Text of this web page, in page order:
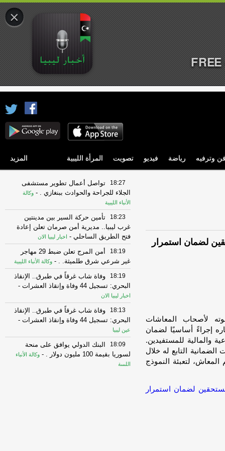
وترفيه رياضة فيديو تصويت المرأة الليبية المزيد
لضمان استمرار
لأصحاب المعاشات
إجراءً أساسيًا لضمان
والمالية للمستفيدين.
التابع له خلال
لتعبئة النموذج
لضمان استمرار
18:27
تواصل أعمال تطوير مستشفى
الجلاء للجراحة والحوادث ببنغازي . - وكالة
الأنباء الليبية
18:23
تأمين حركة السير بين مدينتين
غرب ليبيا.. مديرية أمن صرمان تعلن إعادة
فتح الطريق الساحلي - اخبار ليبيا الان
18:19
أمن المرج تعلن ضبط 29 مهاجر
غير شرعي شرق طلميثة. . - وكالة الأنباء الليبية
18:19
وفاة شاب غرقاً في طبرق.. الإنقاذ
البحري: تسجيل 44 وفاة وإنقاذ العشرات
-
اخبار ليبيا الان
18:13
وفاة شاب غرقاً في طبرق.. الإنقاذ
البحري: تسجيل 44 وفاة وإنقاذ العشرات
-
عين ليبيا
18:09
البنك الدولي يوافق على منحة
لسوريا بقيمة 100 مليون دولار .
- وكالة الأنباء
الليبية
×